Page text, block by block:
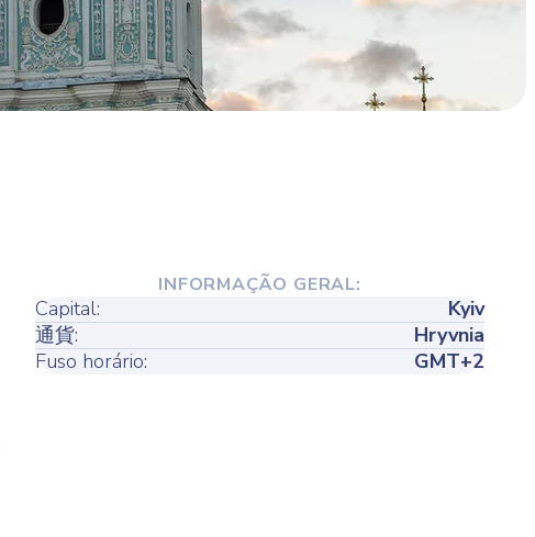
INFORMAÇÃO GERAL:
Capital:
Kyiv
通貨:
Hryvnia
Fuso horário:
GMT+2